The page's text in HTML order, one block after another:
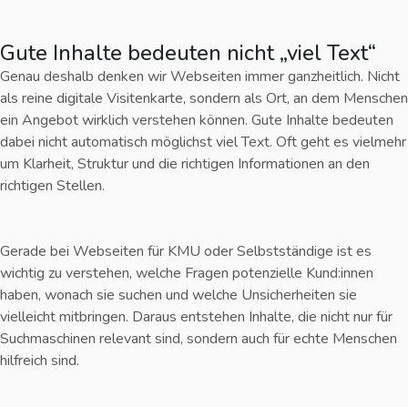
Gute Inhalte bedeuten nicht „viel Text“
Genau deshalb denken wir Webseiten immer ganzheitlich. Nicht
als reine digitale Visitenkarte, sondern als Ort, an dem Menschen
ein Angebot wirklich verstehen können. Gute Inhalte bedeuten
dabei nicht automatisch möglichst viel Text. Oft geht es vielmehr
um Klarheit, Struktur und die richtigen Informationen an den
richtigen Stellen.
Gerade bei Webseiten für KMU oder Selbstständige ist es
wichtig zu verstehen, welche Fragen potenzielle Kund:innen
haben, wonach sie suchen und welche Unsicherheiten sie
vielleicht mitbringen. Daraus entstehen Inhalte, die nicht nur für
Suchmaschinen relevant sind, sondern auch für echte Menschen
hilfreich sind.